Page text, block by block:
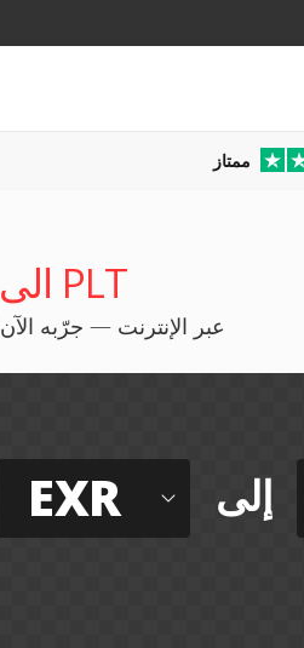
ممتاز
محول EXR الى PLT
تحويل سلس من EXR الى PLT عبر الإنترنت — جرّبه الآن
EXR إلى